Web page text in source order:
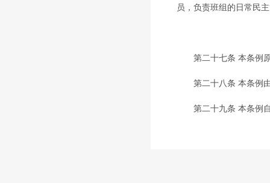
员，负责班组的日常民
第二十七条 本条例原
第二十八条 本条例由
第二十九条 本条例